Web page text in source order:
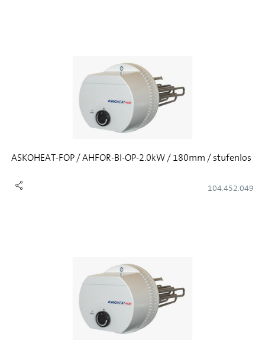
ASKOHEAT-FOP / AHFOR-BI-OP-2.0kW / 180mm / stufenlos
104.452.049